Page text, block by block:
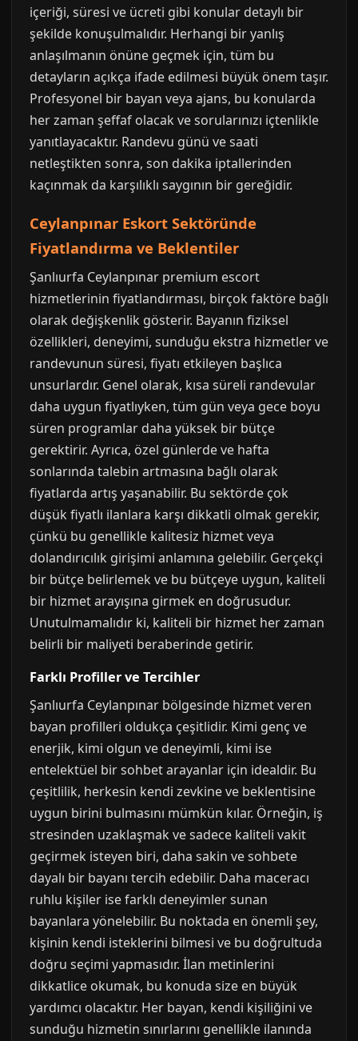
içeriği, süresi ve ücreti gibi konular detaylı bir
şekilde konuşulmalıdır. Herhangi bir yanlış
anlaşılmanın önüne geçmek için, tüm bu
detayların açıkça ifade edilmesi büyük önem taşır.
Profesyonel bir bayan veya ajans, bu konularda
her zaman şeffaf olacak ve sorularınızı içtenlikle
yanıtlayacaktır. Randevu günü ve saati
netleştikten sonra, son dakika iptallerinden
kaçınmak da karşılıklı saygının bir gereğidir.
Ceylanpınar Eskort Sektöründe
Fiyatlandırma ve Beklentiler
Şanlıurfa Ceylanpınar premium escort
hizmetlerinin fiyatlandırması, birçok faktöre bağlı
olarak değişkenlik gösterir. Bayanın fiziksel
özellikleri, deneyimi, sunduğu ekstra hizmetler ve
randevunun süresi, fiyatı etkileyen başlıca
unsurlardır. Genel olarak, kısa süreli randevular
daha uygun fiyatlıyken, tüm gün veya gece boyu
süren programlar daha yüksek bir bütçe
gerektirir. Ayrıca, özel günlerde ve hafta
sonlarında talebin artmasına bağlı olarak
fiyatlarda artış yaşanabilir. Bu sektörde çok
düşük fiyatlı ilanlara karşı dikkatli olmak gerekir,
çünkü bu genellikle kalitesiz hizmet veya
dolandırıcılık girişimi anlamına gelebilir. Gerçekçi
bir bütçe belirlemek ve bu bütçeye uygun, kaliteli
bir hizmet arayışına girmek en doğrusudur.
Unutulmamalıdır ki, kaliteli bir hizmet her zaman
belirli bir maliyeti beraberinde getirir.
Farklı Profiller ve Tercihler
Şanlıurfa Ceylanpınar bölgesinde hizmet veren
bayan profilleri oldukça çeşitlidir. Kimi genç ve
enerjik, kimi olgun ve deneyimli, kimi ise
entelektüel bir sohbet arayanlar için idealdir. Bu
çeşitlilik, herkesin kendi zevkine ve beklentisine
uygun birini bulmasını mümkün kılar. Örneğin, iş
stresinden uzaklaşmak ve sadece kaliteli vakit
geçirmek isteyen biri, daha sakin ve sohbete
dayalı bir bayanı tercih edebilir. Daha maceracı
ruhlu kişiler ise farklı deneyimler sunan
bayanlara yönelebilir. Bu noktada en önemli şey,
kişinin kendi isteklerini bilmesi ve bu doğrultuda
doğru seçimi yapmasıdır. İlan metinlerini
dikkatlice okumak, bu konuda size en büyük
yardımcı olacaktır. Her bayan, kendi kişiliğini ve
sunduğu hizmetin sınırlarını genellikle ilanında